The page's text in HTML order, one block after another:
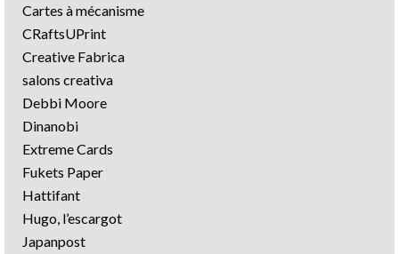
Cartes à mécanisme
CRaftsUPrint
Creative Fabrica
salons creativa
Debbi Moore
Dinanobi
Extreme Cards
Fukets Paper
Hattifant
Hugo, l’escargot
Japanpost